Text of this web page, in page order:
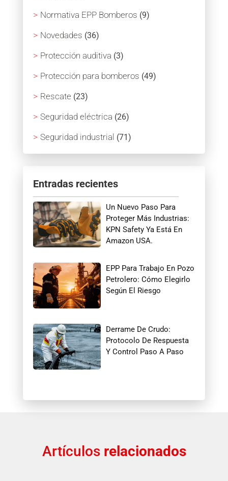
Normativa EPP Bomberos (9)
Novedades (36)
Protección auditiva (3)
Protección para bomberos (49)
Rescate (23)
Seguridad eléctrica (26)
Seguridad industrial (71)
Entradas recientes
Un Nuevo Paso Para
Proteger Más Industrias:
KPN Safety Ya Está En
Amazon USA.
EPP Para Trabajo En Pozo
Petrolero: Cómo Elegirlo
Según El Riesgo
Derrame De Crudo:
Protocolo De Respuesta
Y Control Paso A Paso
Artículos relacionados